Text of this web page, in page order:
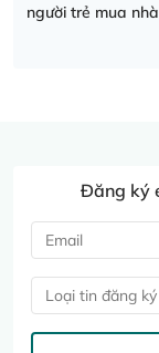
người trẻ mua nhà
Đăng ký
Loại tin đăng